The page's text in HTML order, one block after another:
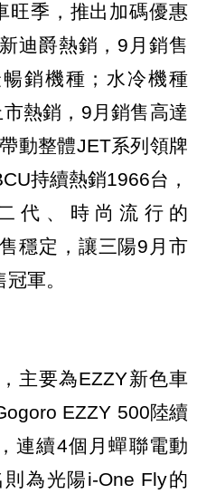
旺季，推出加碼優惠
迪爵熱銷，9月銷售
銷機種；水冷機種
熱銷，9月銷售高達
動整體JET系列領牌
持續熱銷1966台，
代、時尚流行的
穩定，讓三陽9月市
軍。
主要為EZZY新色車
EZZY 500陸續
連續4個月蟬聯電動
為光陽i-One Fly的